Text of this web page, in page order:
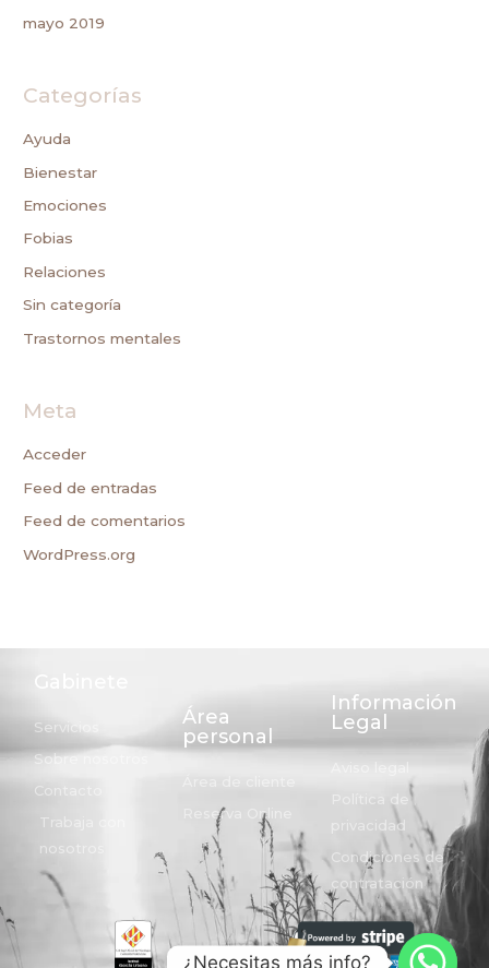
mayo 2019
Categorías
Ayuda
Bienestar
Emociones
Fobias
Relaciones
Sin categoría
Trastornos mentales
Meta
Acceder
Feed de entradas
Feed de comentarios
WordPress.org
Gabinete
Servicios
Sobre nosotros
Contacto
Trabaja con
nosotros
Área
personal
Reserva Online
Información
Legal
Aviso legal
privacidad
Condiciones de
contratación
¿Necesitas más info?